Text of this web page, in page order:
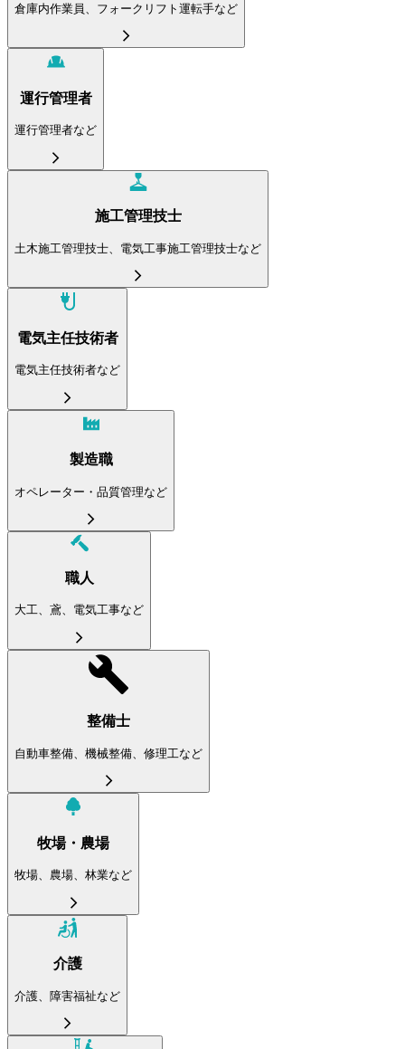
倉庫内作業員、フォークリフト運転手など
運行管理者
運行管理者など
施工管理技士
土木施工管理技士、電気工事施工管理技士など
電気主任技術者
電気主任技術者など
製造職
オペレーター・品質管理など
職人
大工、鳶、電気工事など
整備士
自動車整備、機械整備、修理工など
牧場・農場
牧場、農場、林業など
介護
介護、障害福祉など